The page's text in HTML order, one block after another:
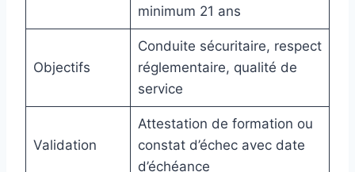
minimum 21 ans
Objectifs
Conduite sécuritaire, respect
réglementaire, qualité de
service
Validation
Attestation de formation ou
constat d’échec avec date
d’échéance